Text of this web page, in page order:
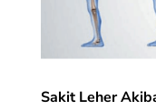
Sakit Leher